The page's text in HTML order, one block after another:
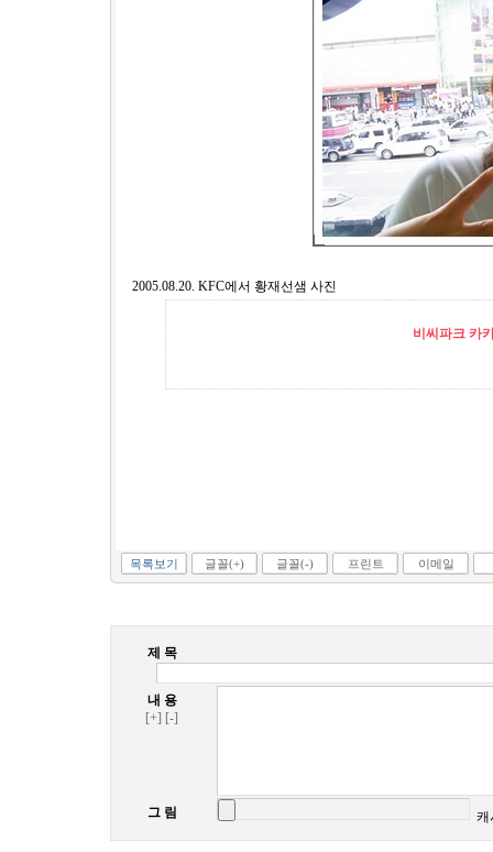
2005.08.20. KFC에서 황재선샘 사진
비씨파크 카
목록보기 글꼴(+) 글꼴(-) 프린트 이메일
제 목
내 용
[+] [-]
그 림 캐